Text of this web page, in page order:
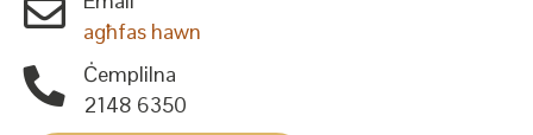
agħfas hawn
Ċemplilna
2148 6350